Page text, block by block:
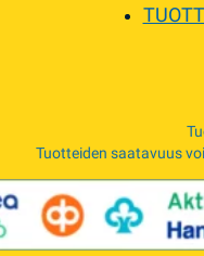
Tuotteiden saatavuus